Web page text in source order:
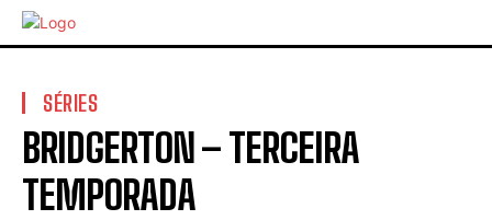
SÉRIES
BRIDGERTON – TERCEIRA
TEMPORADA